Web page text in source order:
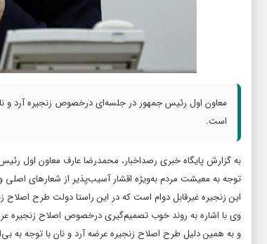
معاون اول رئیس جمهور در جلسه‌ای درخصوص زنجیره آرد و
است.
به گزارش پایگاه خبری رصداخبار، محمدرضا عارف معاون اول
توجه به معیشت مردم به‌ویژه اقشار آسیب‌پذیر از شعارهای
این زنجیره غیرقابل دوام است که در این راستا دولت طرح اصلاح
وی با اشاره به روند خوب تصمیم‌گیری درخصوص اصلاح زنجیره
و به همین دلیل طرح اصلاح زنجیره عرضه آرد و نان با توجه به